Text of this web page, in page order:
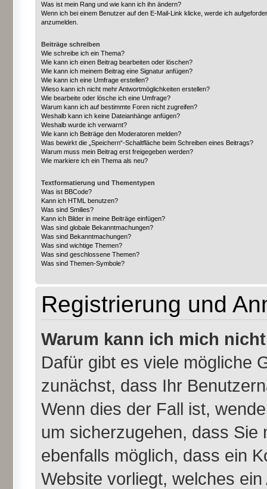
Was ist mein Rang und wie kann ich ihn ändern?
Wenn ich bei einem Benutzer auf den E-Mail-Link klicke, werde ich
anzumelden.
Beiträge schreiben
Wie schreibe ich ein Thema?
Wie kann ich einen Beitrag bearbeiten oder löschen?
Wie kann ich meinem Beitrag eine Signatur anfügen?
Wie kann ich eine Umfrage erstellen?
Wieso kann ich nicht mehr Antwortmöglichkeiten erstellen?
Wie bearbeite oder lösche ich eine Umfrage?
Warum kann ich auf bestimmte Foren nicht zugreifen?
Weshalb kann ich keine Dateianhänge anfügen?
Weshalb wurde ich verwarnt?
Wie kann ich Beiträge den Moderatoren melden?
Was bewirkt die „Speichern“-Schaltfläche beim Schreiben eines Beitrags?
Warum muss mein Beitrag erst freigegeben werden?
Wie markiere ich ein Thema als neu?
Textformatierung und Thementypen
Was ist BBCode?
Kann ich HTML benutzen?
Was sind Smilies?
Kann ich Bilder in meine Beiträge einfügen?
Was sind globale Bekanntmachungen?
Was sind Bekanntmachungen?
Was sind wichtige Themen?
Was sind geschlossene Themen?
Was sind Themen-Symbole?
Registrierung und
Warum kann ich mich
Dafür gibt es viele mögliche
zunächst, dass Ihr
Wenn dies der Fall ist,
um sicherzugehen, dass
ebenfalls möglich, dass ein
Website vorliegt, welches